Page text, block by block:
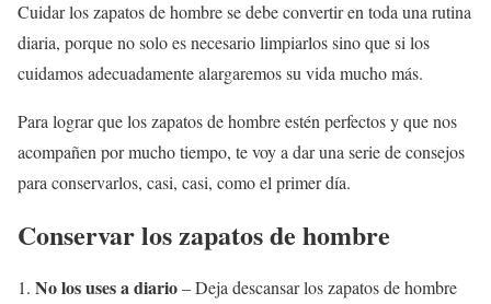
Cuidar los zapatos de hombre se debe convertir en toda una rutina
diaria, porque no solo es necesario limpiarlos sino que si los
cuidamos adecuadamente alargaremos su vida mucho más.
Para lograr que los zapatos de hombre estén perfectos y que nos
acompañen por mucho tiempo, te voy a dar una serie de consejos
para conservarlos, casi, casi, como el primer día.
Conservar los zapatos de hombre
1. No los uses a diario– Deja descansar los zapatos de hombre